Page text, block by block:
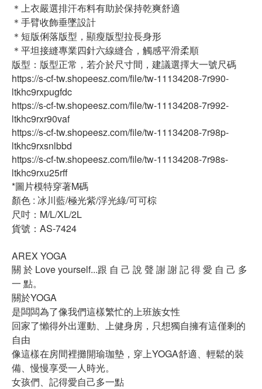
＊上衣嚴選排汗布料有助於保持乾爽舒適
＊手臂收飾垂墜設計
＊短版俐落版型，顯瘦版型拉長身形
＊平坦接縫專業四針六線縫合，觸感平滑柔順
版型：版型正常，若介於尺寸間，建議選擇大一號尺碼
https://s-cf-tw.shopeesz.com/file/tw-11134208-7r990-
ltkhc9rxpugfdc
https://s-cf-tw.shopeesz.com/file/tw-11134208-7r992-
ltkhc9rxr90vaf
https://s-cf-tw.shopeesz.com/file/tw-11134208-7r98p-
ltkhc9rxsnlbbd
https://s-cf-tw.shopeesz.com/file/tw-11134208-7r98s-
ltkhc9rxu25rff
*圖片模特穿著M碼
顏色 : 冰川藍/極光紫/浮光綠/可可棕
尺吋：M/L/XL/2L
貨號：AS-7424
AREX YOGA
關 於 Love yourself...跟 自 己 說 聲 謝 謝 記 得 愛 自 己 多
一 點。
關於YOGA
是闆闆為了像我們這樣繁忙的上班族女性
回家了懶得外出運動、上健身房，只想獨自擁有這僅剩的
自由
像這樣在房間裡攤開瑜珈墊，穿上YOGA舒適、輕鬆的裝
備、慢慢享受一人時光。
女孩們、記得愛自己多一點